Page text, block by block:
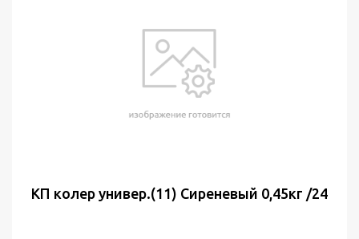
КП колер универ.(11) Сиреневый 0,45кг /24